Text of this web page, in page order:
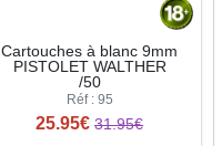
Cartouches à blanc 9mm
PISTOLET WALTHER
/50
Réf : 95
25.95€ 31.95€